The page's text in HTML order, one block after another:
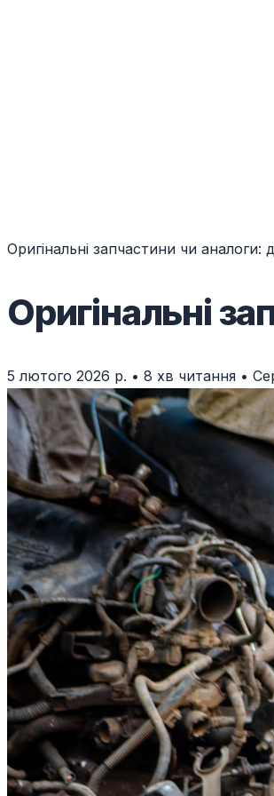
Оригінальні запчастини чи
Оригінальні
5 лютого 2026 р. • 8 хв читання •